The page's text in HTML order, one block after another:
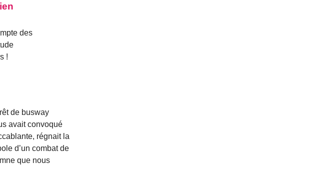
des
!
de busway
avait convoqué
régnait la
d’un combat de
que nous